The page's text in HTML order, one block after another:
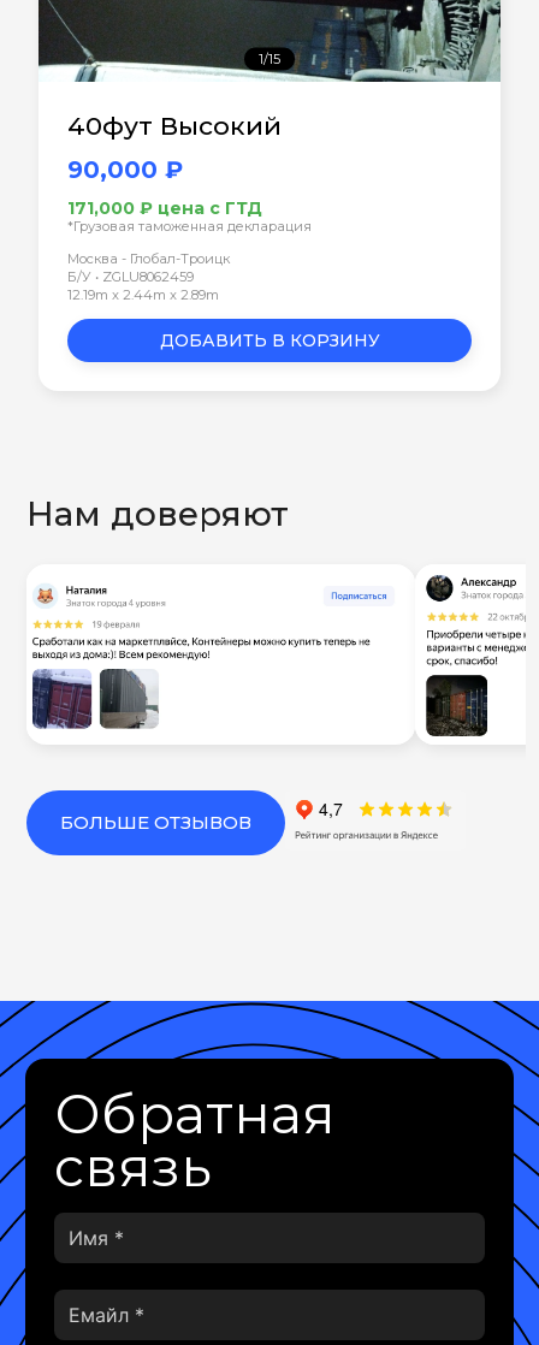
1/15
40фут Высокий
90,000 ₽
171,000 ₽ цена с ГТД
*Грузовая таможенная декларация
Москва - Глобал-Троицк
Б/У • ZGLU8062459
12.19m x 2.44m x 2.89m
ДОБАВИТЬ В КОРЗИНУ
Нам доверяют
БОЛЬШЕ ОТЗЫВОВ
Обратная
связь